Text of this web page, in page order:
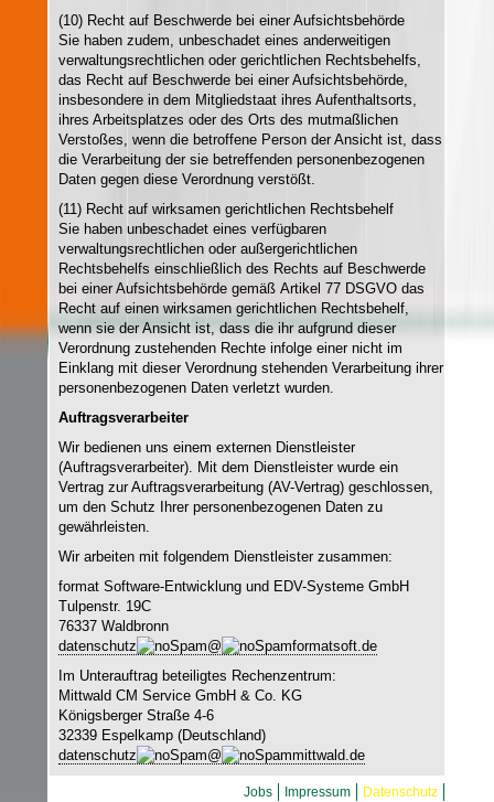
(10) Recht auf Beschwerde bei einer Aufsichtsbehörde
Sie haben zudem, unbeschadet eines anderweitigen
verwaltungsrechtlichen oder gerichtlichen Rechtsbehelfs,
das Recht auf Beschwerde bei einer Aufsichtsbehörde,
insbesondere in dem Mitgliedstaat ihres Aufenthaltsorts,
ihres Arbeitsplatzes oder des Orts des mutmaßlichen
Verstoßes, wenn die betroffene Person der Ansicht ist, dass
die Verarbeitung der sie betreffenden personenbezogenen
Daten gegen diese Verordnung verstößt.
(11) Recht auf wirksamen gerichtlichen Rechtsbehelf
Sie haben unbeschadet eines verfügbaren
verwaltungsrechtlichen oder außergerichtlichen
Rechtsbehelfs einschließlich des Rechts auf Beschwerde
bei einer Aufsichtsbehörde gemäß Artikel 77 DSGVO das
Recht auf einen wirksamen gerichtlichen Rechtsbehelf,
wenn sie der Ansicht ist, dass die ihr aufgrund dieser
Verordnung zustehenden Rechte infolge einer nicht im
Einklang mit dieser Verordnung stehenden Verarbeitung ihrer
personenbezogenen Daten verletzt wurden.
Auftragsverarbeiter
Wir bedienen uns einem externen Dienstleister
(Auftragsverarbeiter). Mit dem Dienstleister wurde ein
Vertrag zur Auftragsverarbeitung (AV-Vertrag) geschlossen,
um den Schutz Ihrer personenbezogenen Daten zu
gewährleisten.
Wir arbeiten mit folgendem Dienstleister zusammen:
format Software-Entwicklung und EDV-Systeme GmbH
Tulpenstr. 19C
76337 Waldbronn
datenschutz
@
formatsoft.de
Im Unterauftrag beteiligtes Rechenzentrum:
Mittwald CM Service GmbH & Co. KG
Königsberger Straße 4-6
32339 Espelkamp (Deutschland)
datenschutz
@ mittwald.de
Jobs Impressum Datenschutz